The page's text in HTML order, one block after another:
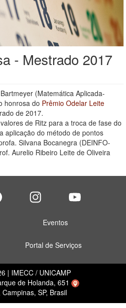
- Mestrado 2017
(Matemática Aplicada-
honrosa do Prêmio Odelar Leite
de 2017.
de Ritz para a troca de fase do
aplicação do método de pontos
Silvana Bocanegra (DEINFO-
Aurelio Ribeiro Leite de Oliveira
Eventos
Portal de Serviços
| IMECC / UNICAMP
de Holanda, 651
SP, Brasil